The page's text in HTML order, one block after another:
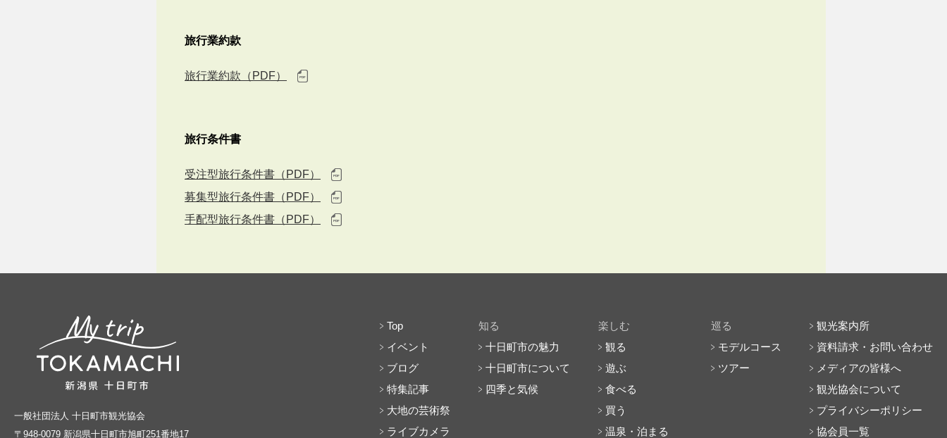
旅行業約款
旅行業約款（PDF）
旅行条件書
受注型旅行条件書（PDF）
募集型旅行条件書（PDF）
手配型旅行条件書（PDF）
Top
イベント
ブログ
特集記事
大地の芸術祭
ライブカメラ
知る
十日町市の魅力
十日町市について
四季と気候
楽しむ
観る
遊ぶ
食べる
買う
温泉・泊まる
巡る
モデルコース
ツアー
観光案内所
資料請求・お問い合わせ
メディアの皆様へ
観光協会について
プライバシーポリシー
協会員一覧
一般社団法人 十日町市観光協会
〒948-0079 新潟県十日町市旭町251番地17